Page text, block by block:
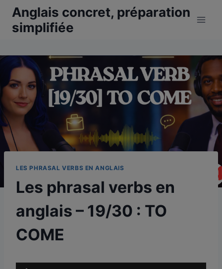
Aller
contenu
Anglais concret, préparation
simplifiée
LES PHRASAL VERBS EN ANGLAIS
Les phrasal verbs en
anglais – 19/30 : TO
COME